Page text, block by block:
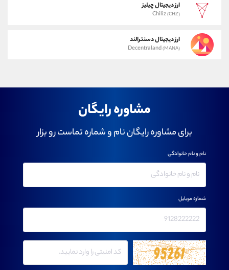
ارز دیجیتال چیلیز
Chiliz(CHZ)
ارز دیجیتال دسنترالند
Decentraland(MANA)
مشاوره رایگان
برای مشاوره رایگان نام و شماره تماست رو بزار
نام و نام خانوادگی
شماره موبایل